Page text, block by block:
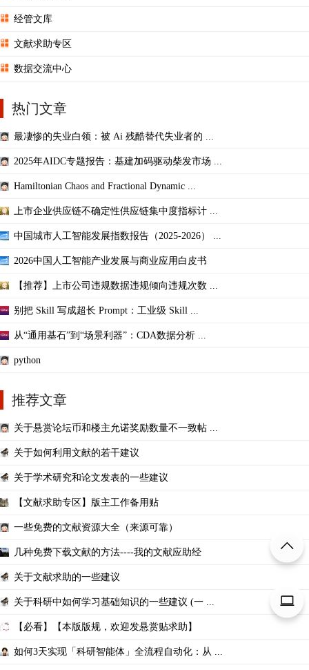
经管文库
文献求助专区
数据交流中心
热门文章
最凄惨的失业白领：被 Ai 残酷替代失业者的 ...
2025年AIDC专题报告：基建加码驱动柴发市场 ...
Hamiltonian Chaos and Fractional Dynamic ...
上市企业供应链不确定性供应链集中度指标计 ...
中国城市人工智能发展指数报告（2025-2026） ...
2026中国人工智能产业发展与商业应用白皮书
【推荐】上市公司违规数据违规倾向违规次数 ...
别把 Skill 写成超长 Prompt：工业级 Skill ...
从“通用基石”到“场景利器”：CDA数据分析 ...
python
推荐文章
关于悬赏论坛币和楼主允诺奖励数量不一致帖 ...
关于如何利用文献的若干建议
关于学术研究和论文发表的一些建议
【文献求助专区】版主工作备用贴
一些免费的文献资源大全（来源可靠）
几种免费下载文献的方法----我的文献应助经
关于文献求助的一些建议
关于科研中如何学习基础知识的一些建议 (一 ...
【必看】【本版版规，欢迎发悬赏贴求助】
如何3天实现「科研智能体」全流程自动化：从 ...